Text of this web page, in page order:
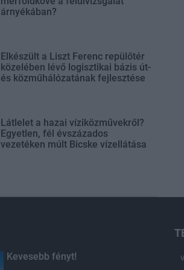
árnyékában?
Elkészült a Liszt Ferenc repülőtér
közelében lévő logisztikai bázis út-
és közműhálózatának fejlesztése
Látlelet a hazai víziközművekről?
Egyetlen, fél évszázados
vezetéken múlt Bicske vízellátása
Kevesebb fényt!